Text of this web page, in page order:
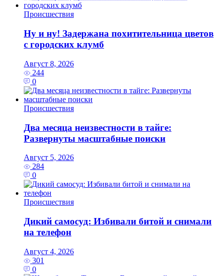
Происшествия
Ну и ну! Задержана похитительница цветов
с городских клумб
Август 8, 2026
244
0
Происшествия
Два месяца неизвестности в тайге:
Развернуты масштабные поиски
Август 5, 2026
284
0
Происшествия
Дикий самосуд: Избивали битой и снимали
на телефон
Август 4, 2026
301
0